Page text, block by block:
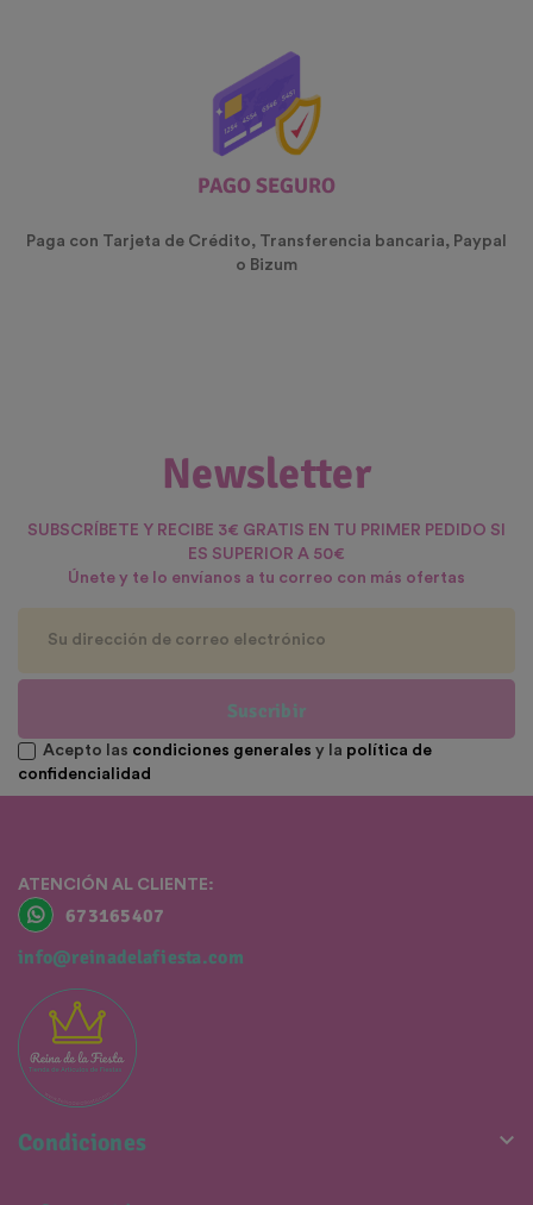
PAGO SEGURO
Paga con Tarjeta de Crédito, Transferencia bancaria, Paypal
o Bizum
Newsletter
SUBSCRÍBETE Y RECIBE 3€ GRATIS EN TU PRIMER PEDIDO SI
ES SUPERIOR A 50€
Únete y te lo envíanos a tu correo con más ofertas
Suscribir
Acepto las condiciones generales y la política de
confidencialidad
ATENCIÓN AL CLIENTE:
673165407
info@reinadelafiesta.com
Condiciones 